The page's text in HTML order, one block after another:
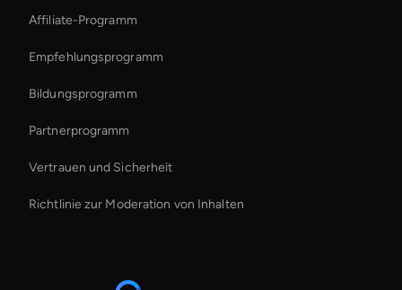
Affiliate-Programm
Empfehlungsprogramm
Bildungsprogramm
Partnerprogramm
Vertrauen und Sicherheit
Richtlinie zur Moderation von Inhalten